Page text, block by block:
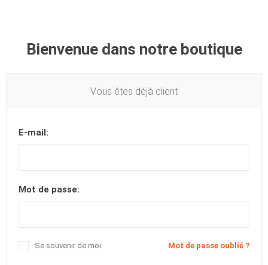
Bienvenue dans notre boutique
Vous êtes déjà client
E-mail:
Mot de passe:
Mot de passe oublié ?
Se souvenir de moi